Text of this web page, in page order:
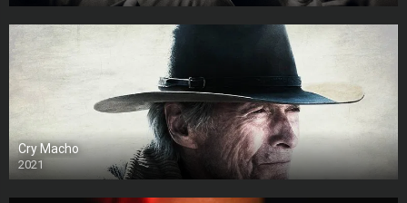
Cry Macho
2021